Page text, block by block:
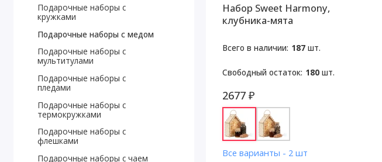
Подарочные наборы с
кружками
Подарочные наборы с медом
Подарочные наборы с
мультитулами
Подарочные наборы с
пледами
Подарочные наборы с
термокружками
Подарочные наборы с
флешками
Подарочные наборы с чаем
Набор Sweet Harmony,
клубника-мята
Всего в наличии: 187шт.
Свободный остаток: 180шт.
2677 ₽
Все варианты - 2 шт